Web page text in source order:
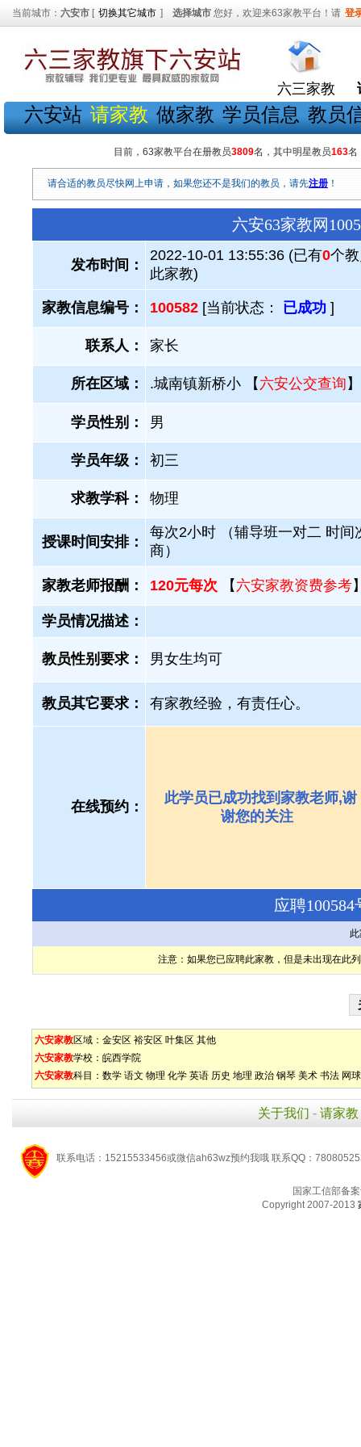
当前城市： 六安市 [ 切换其它城市 ] 选择城市 您好，欢迎来63家教平台！请 登
六三家教
六安站 请家教 做家教 学员信息 教员
目前，63家教平台在册教员3809名，其中明星教员163名
请合适的教员尽快网上申请，如果您还不是我们的教员，请先注册 ！
六安63家教网
发布时间：
2022-10-01 13:55:36 (已有0个
此家教)
家教信息编号： 100582 [当前状态： 已成功 ]
联系人： 家长
所在区域： .城南镇新桥小 【 六安公交查询 】
学员性别： 男
学员年级： 初三
求教学科： 物理
授课时间安排：
每次2小时 （辅导班一对二 时间
商）
家教老师报酬： 120元每次 【 六安家教资费参考
学员情况描述：
教员性别要求： 男女生均可
教员其它要求： 有家教经验，有责任心。
在线预约：
此学员已成功找到家教老师,谢
谢您的关注
应聘
注意：如果您已应聘此家教，但是未出现在此
六安家教区域： 金安区 裕安区 叶集区 其他
六安家教学校： 皖西学院
六安家教科目： 数学 语文 物理 化学 英语 历史 地理 政治 钢琴 美术 书法 网球
关于我们 - 请家教
联系电话：15215533456或微信ah63wz预约我哦 联系QQ：
国家工信部备
Copyright 2007-2013